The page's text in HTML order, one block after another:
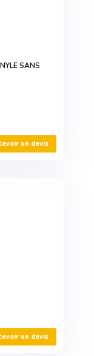
SANS
un devis
un devis